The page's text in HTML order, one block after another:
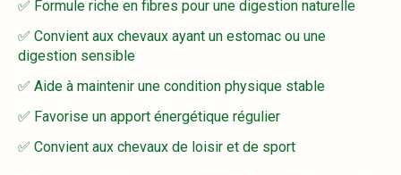
✅ Formule riche en fibres pour une digestion naturelle
✅ Convient aux chevaux ayant un estomac ou une
digestion sensible
✅ Aide à maintenir une condition physique stable
✅ Favorise un apport énergétique régulier
✅ Convient aux chevaux de loisir et de sport